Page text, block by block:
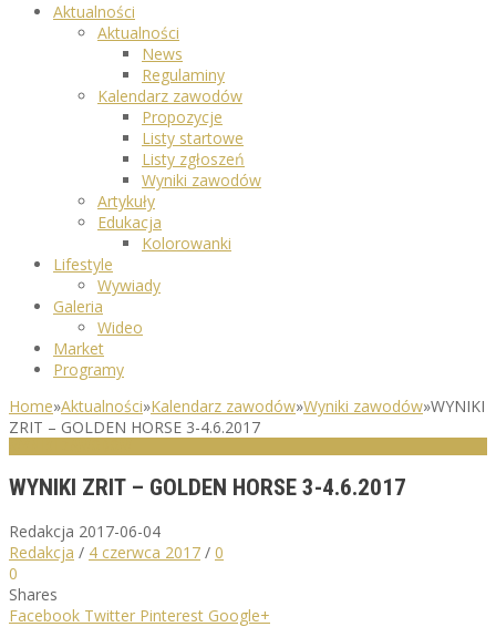
Aktualności
Aktualności
News
Regulaminy
Kalendarz zawodów
Propozycje
Listy startowe
Listy zgłoszeń
Wyniki zawodów
Artykuły
Edukacja
Kolorowanki
Lifestyle
Wywiady
Galeria
Wideo
Market
Programy
Home»Aktualności»Kalendarz zawodów»Wyniki zawodów»WYNIKI
ZRIT – GOLDEN HORSE 3-4.6.2017
WYNIKI ZRIT – GOLDEN HORSE 3-4.6.2017
Redakcja 2017-06-04
Redakcja / 4 czerwca 2017 / 0
0
Shares
Facebook Twitter Pinterest Google+